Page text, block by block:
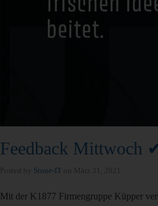
Feedback Mittwoch
Stone-IT
Mit der K1877 Firmengruppe Küpper